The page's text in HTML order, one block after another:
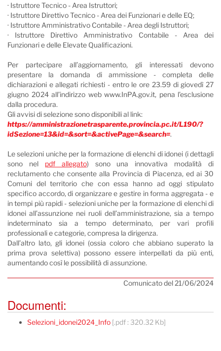
· Istruttore Tecnico - Area Istruttori;
· Istruttore Direttivo Tecnico - Area dei Funzionari e delle EQ;
· Istruttore Amministrativo Contabile - Area degli Istruttori;
· Istruttore Direttivo Amministrativo Contabile - Area dei
Funzionari e delle Elevate Qualificazioni.
Per partecipare all’aggiornamento, gli interessati devono
presentare la domanda di ammissione - completa delle
dichiarazioni e allegati richiesti - entro le ore 23.59 di giovedì 27
giugno 2024 all’indirizzo web www.InPA.gov.it, pena l’esclusione
dalla procedura.
Gli avvisi di selezione sono disponibili al link:
https://amministrazionetrasparente.provincia.pc.it/L190/?
idSezione=13&id=&sort=&activePage=&search=.
Le selezioni uniche per la formazione di elenchi di idonei (i dettagli
sono nel pdf allegato) sono una innovativa modalità di
reclutamento che consente alla Provincia di Piacenza, ed ai 30
Comuni del territorio che con essa hanno ad oggi stipulato
specifico accordo, di organizzare e gestire in forma aggregata - e
in tempi più rapidi - selezioni uniche per la formazione di elenchi di
idonei all’assunzione nei ruoli dell’amministrazione, sia a tempo
indeterminato sia a tempo determinato, per vari profili
professionali e categorie, compresa la dirigenza.
Dall’altro lato, gli idonei (ossia coloro che abbiano superato la
prima prova selettiva) possono essere interpellati da più enti,
aumentando così le possibilità di assunzione.
Comunicato del 21/06/2024
Documenti:
Selezioni_idonei2024_Info [.pdf : 320.32 Kb]